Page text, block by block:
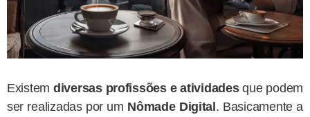
Existem diversas profissões e atividadesque podem
ser realizadas por um Nômade Digital. Basicamente a